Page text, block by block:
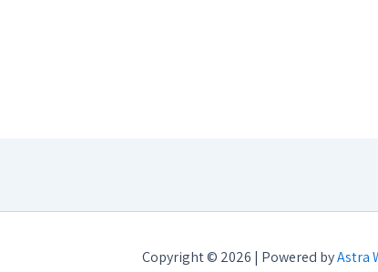
Copyright © 2026 | Powered byAstra